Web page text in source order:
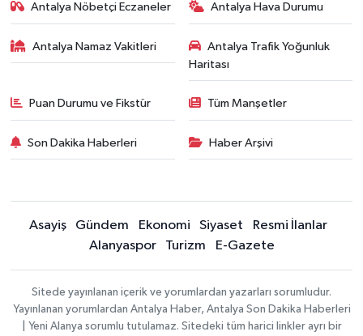
Antalya Nöbetçi Eczaneler Antalya Hava Durumu
Antalya Namaz Vakitleri
Antalya Trafik Yoğunluk
Haritası
Puan Durumu ve Fikstür Tüm Manşetler
Son Dakika Haberleri Haber Arşivi
Asayiş Gündem Ekonomi Siyaset
Resmi İlanlar
Alanyaspor
Turizm E-Gazete
Sitede yayınlanan içerik ve yorumlardan yazarları sorumludur.
Yayınlanan yorumlardan Antalya Haber, Antalya Son Dakika Haberleri
| Yeni Alanya sorumlu tutulamaz. Sitedeki tüm harici linkler ayrı bir